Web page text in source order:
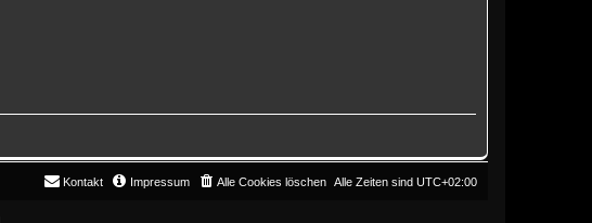
Alle Zeiten sind UTC+02:00
Alle Cookies löschen
Impressum
Kontakt